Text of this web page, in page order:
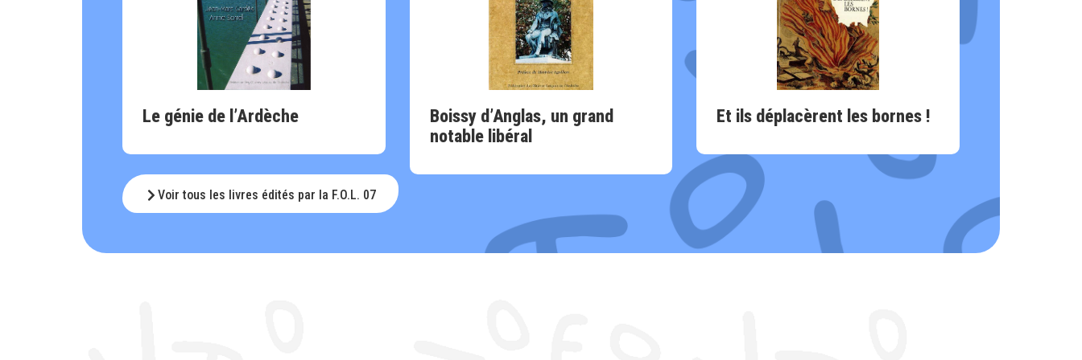
Le génie de l’Ardèche
Boissy d’Anglas, un grand
notable libéral
Et ils déplacèrent les bornes !
Voir tous les livres édités par la F.O.L. 07